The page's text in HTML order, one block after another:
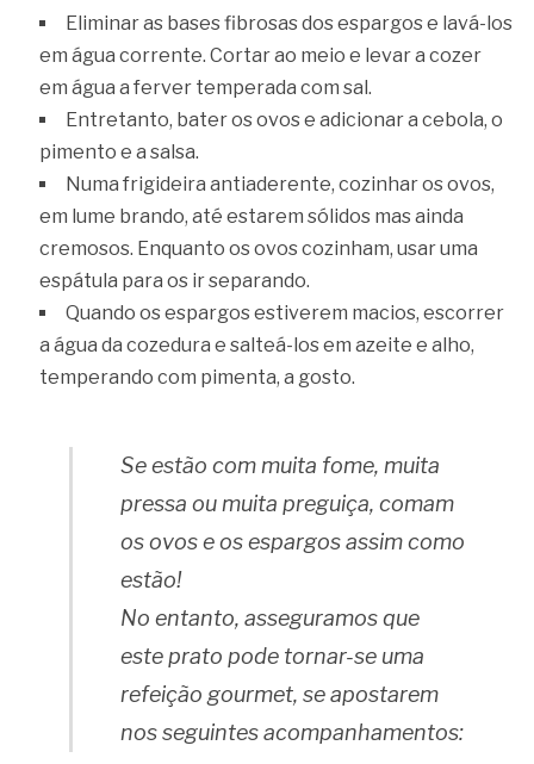
Eliminar as bases fibrosas dos espargos e lavá-los
em água corrente. Cortar ao meio e levar a cozer
em água a ferver temperada com sal.
Entretanto, bater os ovos e adicionar a cebola, o
pimento e a salsa.
Numa frigideira antiaderente, cozinhar os ovos,
em lume brando, até estarem sólidos mas ainda
cremosos. Enquanto os ovos cozinham, usar uma
espátula para os ir separando.
Quando os espargos estiverem macios, escorrer
a água da cozedura e salteá-los em azeite e alho,
temperando com pimenta, a gosto.
Se estão com muita fome, muita
pressa ou muita preguiça, comam
os ovos e os espargos assim como
estão!
No entanto, asseguramos que
este prato pode tornar-se uma
refeição gourmet, se apostarem
nos seguintes acompanhamentos: